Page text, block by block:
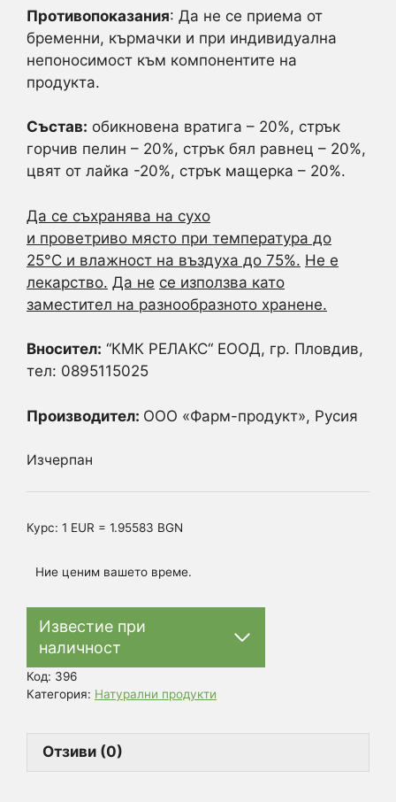
Противопоказания: Да не се приема от
бременни, кърмачки и при индивидуална
непоносимост към компонентите на
продукта.
Състав: обикновена вратига – 20%, стрък
горчив пелин – 20%, стрък бял равнец – 20%,
цвят от лайка -20%, стрък мащерка – 20%.
Да се съхранява на сухо
и проветриво място при температура до
25°C и влажност на въздуха до 75%. Не е
лекарство. Да не се използва като
заместител на разнообразното хранене.
Вносител: “КМК РЕЛАКС“ ЕООД, гр. Пловдив,
тел: 0895115025
Производител: ООО «Фарм-продукт», Русия
Изчерпан
Курс: 1 EUR = 1.95583 BGN
Ние ценим вашето време.
Известие при
наличност
Код: 396
Категория: Натурални продукти
Отзиви (0)